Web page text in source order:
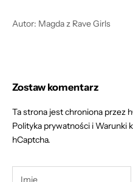
Autor: Magda z Rave Girls
Zostaw komentarz
Ta strona jest chroniona przez
Polityka prywatności iWarunki
hCaptcha.